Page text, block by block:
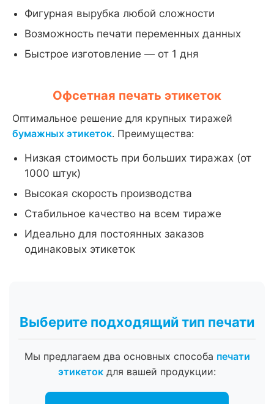
Фигурная вырубка любой сложности
Возможность печати переменных данных
Быстрое изготовление — от 1 дня
Офсетная печать этикеток
Оптимальное решение для крупных тиражей
бумажных этикеток. Преимущества:
Низкая стоимость при больших тиражах (от
1000 штук)
Высокая скорость производства
Стабильное качество на всем тираже
Идеально для постоянных заказов
одинаковых этикеток
Выберите подходящий тип печати
Мы предлагаем два основных способа печати
этикеток для вашей продукции: